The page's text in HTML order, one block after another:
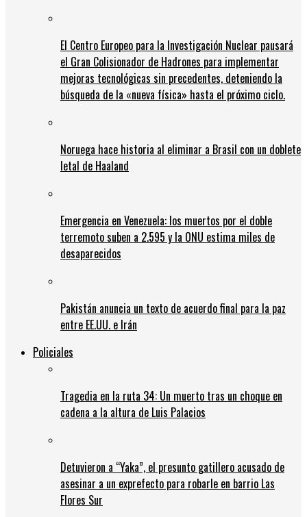
El Centro Europeo para la Investigación Nuclear pausará
el Gran Colisionador de Hadrones para implementar
mejoras tecnológicas sin precedentes, deteniendo la
búsqueda de la «nueva física» hasta el próximo ciclo.
Noruega hace historia al eliminar a Brasil con un doblete
letal de Haaland
Emergencia en Venezuela: los muertos por el doble
terremoto suben a 2.595 y la ONU estima miles de
desaparecidos
Pakistán anuncia un texto de acuerdo final para la paz
entre EE.UU. e Irán
Policiales
Tragedia en la ruta 34: Un muerto tras un choque en
cadena a la altura de Luis Palacios
Detuvieron a “Yaka”, el presunto gatillero acusado de
asesinar a un exprefecto para robarle en barrio Las
Flores Sur